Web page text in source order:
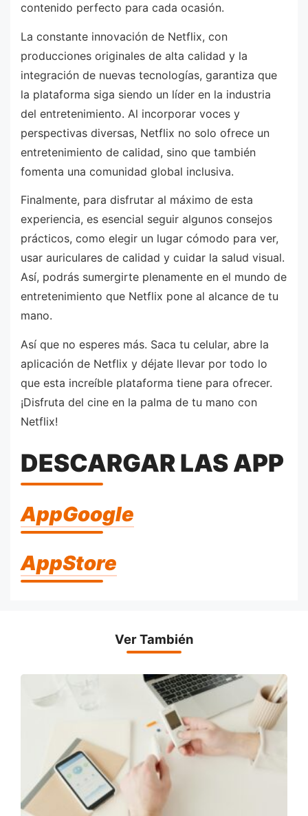
contenido perfecto para cada ocasión.
La constante innovación de Netflix, con
producciones originales de alta calidad y la
integración de nuevas tecnologías, garantiza que
la plataforma siga siendo un líder en la industria
del entretenimiento. Al incorporar voces y
perspectivas diversas, Netflix no solo ofrece un
entretenimiento de calidad, sino que también
fomenta una comunidad global inclusiva.
Finalmente, para disfrutar al máximo de esta
experiencia, es esencial seguir algunos consejos
prácticos, como elegir un lugar cómodo para ver,
usar auriculares de calidad y cuidar la salud visual.
Así, podrás sumergirte plenamente en el mundo de
entretenimiento que Netflix pone al alcance de tu
mano.
Así que no esperes más. Saca tu celular, abre la
aplicación de Netflix y déjate llevar por todo lo
que esta increíble plataforma tiene para ofrecer.
¡Disfruta del cine en la palma de tu mano con
Netflix!
DESCARGAR LAS APP
AppGoogle
AppStore
Ver También